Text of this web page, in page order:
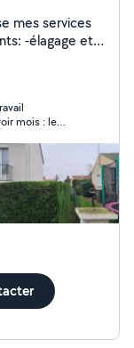
mes services
-élagage et
en
de piscine. -
mois : le
Et le pire on
haie. Il est